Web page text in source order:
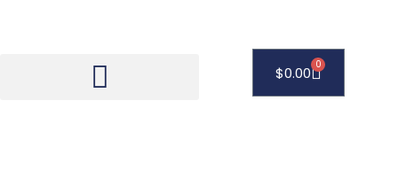
$0.00 0
Carrito